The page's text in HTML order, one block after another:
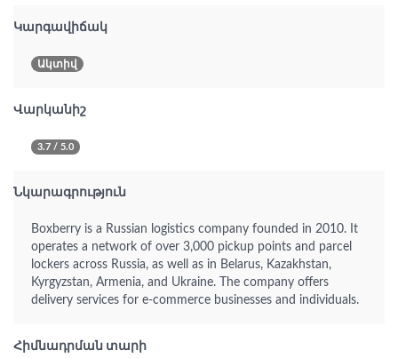
Կարգավիճակ
Ակտիվ
Վարկանիշ
3.7 / 5.0
Նկարագրություն
Boxberry is a Russian logistics company founded in 2010. It
operates a network of over 3,000 pickup points and parcel
lockers across Russia, as well as in Belarus, Kazakhstan,
Kyrgyzstan, Armenia, and Ukraine. The company offers
delivery services for e-commerce businesses and individuals.
Հիմնադրման տարի